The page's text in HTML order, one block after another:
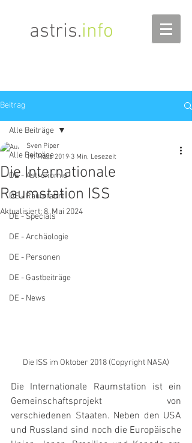
astris.info
Beitrag
Alle Beiträge
DE - Astronomie
DE - Raumfahrt
DE - Specials
DE - Archäologie
DE - Personen
DE - Gastbeiträge
DE - News
Alle Beiträge
Die Internationale
Raumstation ISS
Sven Piper
19. März 2019 3 Min. Lesezeit
Aktualisiert: 8. Mai 2024
Die ISS im Oktober 2018 (Copyright NASA)
Die Internationale Raumstation ist ein
Gemeinschaftsprojekt von
verschiedenen Staaten. Neben den USA
und Russland sind noch die Europäische